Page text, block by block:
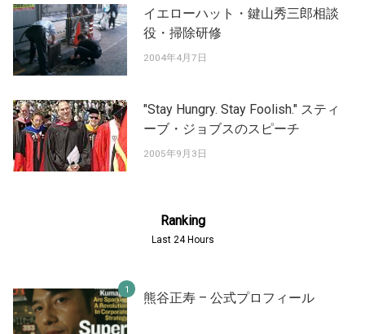
イエローハット・鍵山秀三郎相談
役・掃除研修
2004年4月7日
"Stay Hungry. Stay Foolish." スティ
ーブ・ジョブスのスピーチ
2005年9月3日
Ranking
Last 24 Hours
熊谷正寿 – 公式プロフィール